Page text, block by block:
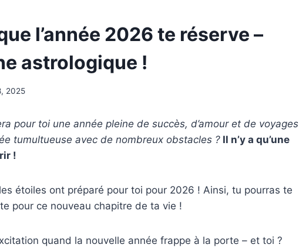
l’année 2026 te réserve –
astrologique !
2025
pour toi une année pleine de succès, d’amour et de voyages
tumultueuse avec de nombreux obstacles ? Il n’y a qu’une
!
étoiles ont préparé pour toi pour 2026 ! Ainsi, tu pourras te
pour ce nouveau chapitre de ta vie !
quand la nouvelle année frappe à la porte – et toi ?